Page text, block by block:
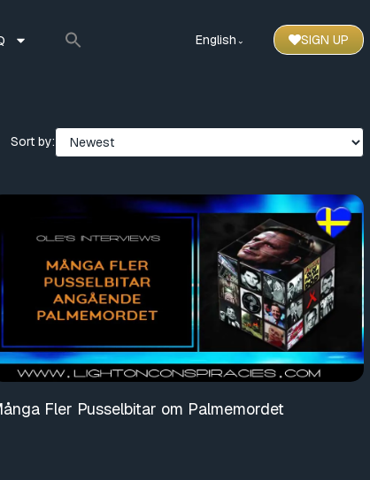
English ⌃ SIGN UP
Sort by:
Fler Pusselbitar om Palmemordet